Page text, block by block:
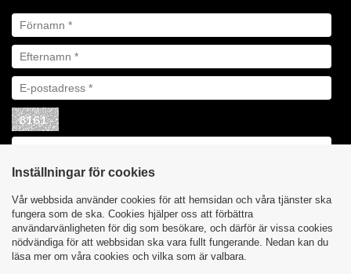
Inställningar för cookies
Vår webbsida använder cookies för att hemsidan och våra tjänster ska
fungera som de ska. Cookies hjälper oss att förbättra
användarvänligheten för dig som besökare, och därför är vissa cookies
nödvändiga för att webbsidan ska vara fullt fungerande. Nedan kan du
läsa mer om våra cookies och vilka som är valbara.